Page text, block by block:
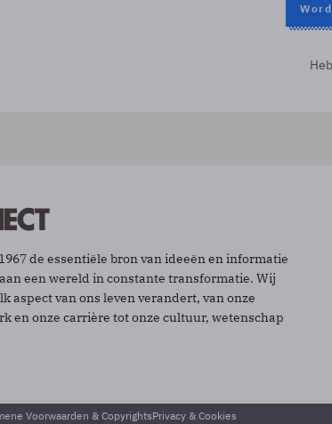
de essentiële bron van ideeën en informatie
een wereld in constante transformatie. Wij
aspect van ons leven verandert, van onze
en onze carrière tot onze cultuur, wetenschap
Voorwaarden & CopyrightsPrivacy & Cookies